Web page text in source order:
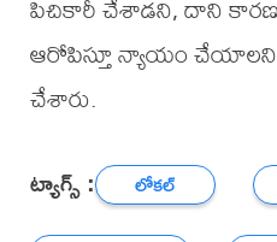
ఆరోపిస్తూ న్యాయం చేయాలని
చేశారు.
ట్యాగ్స్ : లోకల్